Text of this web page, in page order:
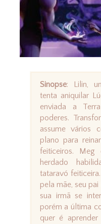
Sinopse: Lilin,
tenta aniquilar
enviada a
poderes.
assume vários
plano para
feiticeiros. Meg
herdado
tataravó
pela mãe, seu
sua irmã se
porém a última
quer é